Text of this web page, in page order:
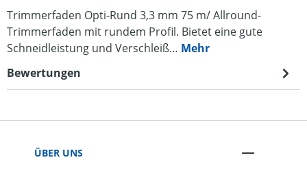
Trimmerfaden Opti-Rund 3,3 mm 75 m/ Allround-
Trimmerfaden mit rundem Profil. Bietet eine gute
Schneidleistung und Verschleiß… Mehr
Bewertungen
ÜBER UNS